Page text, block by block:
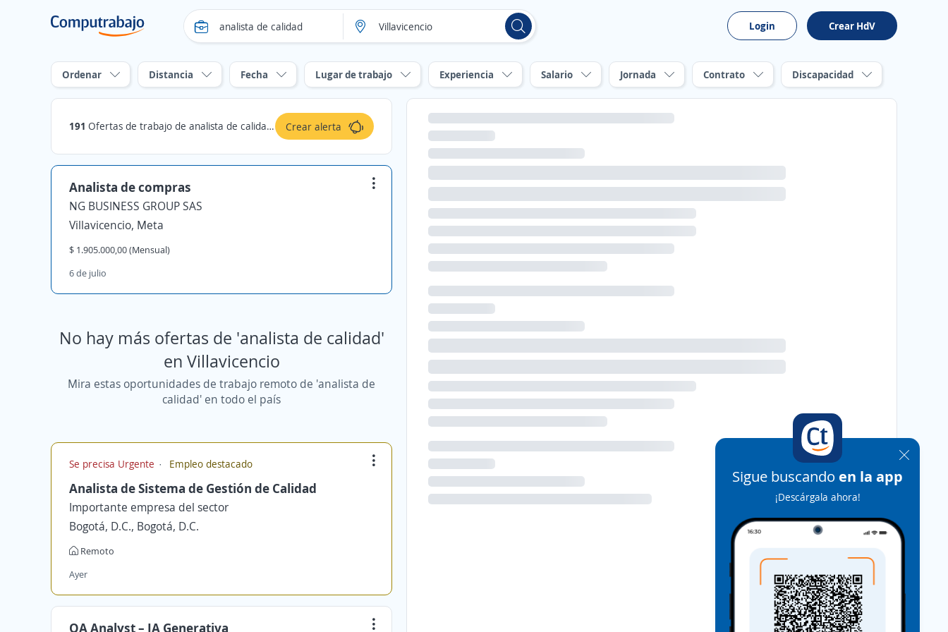
Login Crear HdV
Ordenar Distancia Fecha Lugar de trabajo Experiencia Salario Jornada Contrato Discapacidad
191 Ofertas de trabajo de analista de calidad en Villavicencio, Meta Crear alerta
Analista de compras
NG BUSINESS GROUP SAS
Villavicencio, Meta
$ 1.905.000,00 (Mensual)
6 de julio
No hay más ofertas de 'analista de calidad'
en Villavicencio
Mira estas oportunidades de trabajo remoto de 'analista de
calidad' en todo el país
Se precisa Urgente Empleo destacado
Analista de Sistema de Gestión de Calidad
Importante empresa del sector
Bogotá, D.C., Bogotá, D.C.
Remoto
Ayer
QA Analyst – IA Generativa
Sigue buscando en la app
¡Descárgala ahora!